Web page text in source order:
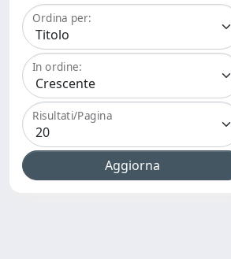
Ordina per:
In ordine:
Risultati/Pagina